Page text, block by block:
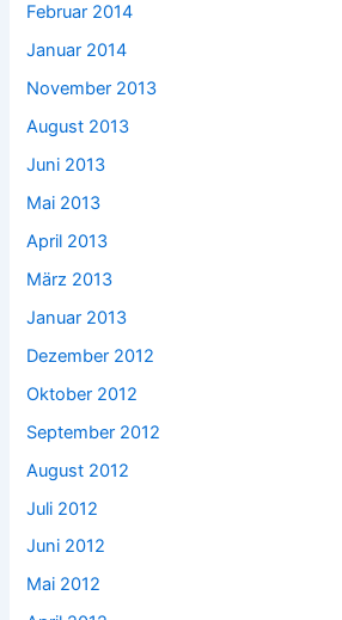
Februar 2014
Januar 2014
November 2013
August 2013
Juni 2013
Mai 2013
April 2013
März 2013
Januar 2013
Dezember 2012
Oktober 2012
September 2012
August 2012
Juli 2012
Juni 2012
Mai 2012